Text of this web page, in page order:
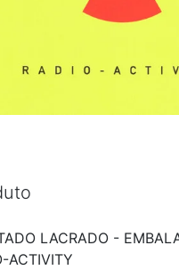
LACRADO -
ACTIVITY